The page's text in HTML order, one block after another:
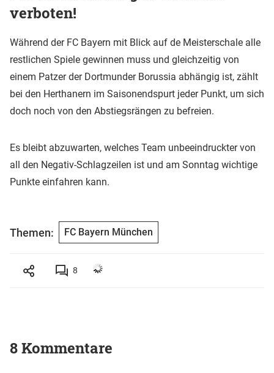
verboten!
Während der FC Bayern mit Blick auf de Meisterschale alle
restlichen Spiele gewinnen muss und gleichzeitig von
einem Patzer der Dortmunder Borussia abhängig ist, zählt
bei den Herthanern im Saisonendspurt jeder Punkt, um sich
doch noch von den Abstiegsrängen zu befreien.
Es bleibt abzuwarten, welches Team unbeeindruckter von
all den Negativ-Schlagzeilen ist und am Sonntag wichtige
Punkte einfahren kann.
Themen: FC Bayern München
8
8 Kommentare